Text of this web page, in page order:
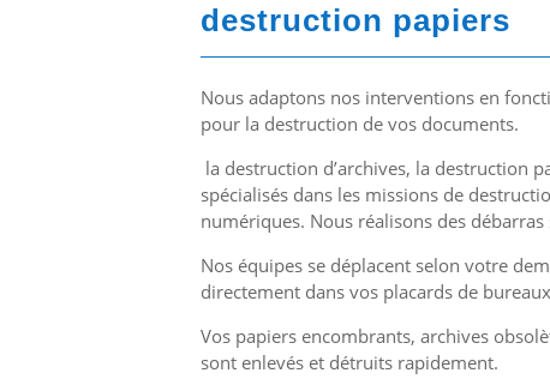
destruction papiers
Nous adaptons nos interventions en
pour la destruction de vos documents.
la destruction d’archives, la destruction
spécialisés dans les missions de
numériques. Nous réalisons des débarras
Nos équipes se déplacent selon votre
directement dans vos placards de
Vos papiers encombrants, archives
sont enlevés et détruits rapidement.